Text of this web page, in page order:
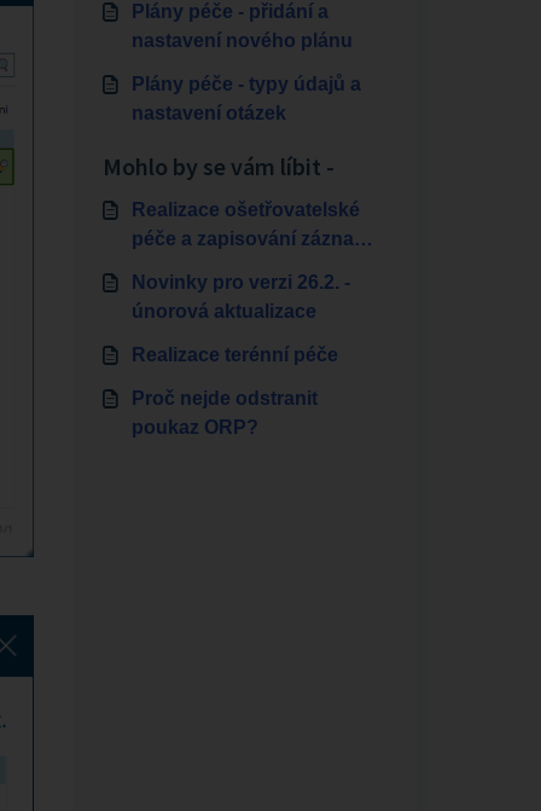
Plány péče - přidání a
nastavení nového plánu
Plány péče - typy údajů a
nastavení otázek
Mohlo by se vám líbit -
Realizace ošetřovatelské
péče a zapisování záznamů
Novinky pro verzi 26.2. -
únorová aktualizace
Realizace terénní péče
Proč nejde odstranit
poukaz ORP?